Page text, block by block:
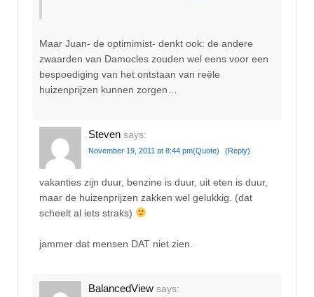
Maar Juan- de optimimist- denkt ook: de andere
zwaarden van Damocles zouden wel eens voor een
bespoediging van het ontstaan van reële
huizenprijzen kunnen zorgen…
Steven says:
November 19, 2011 at 8:44 pm(Quote) (Reply)
vakanties zijn duur, benzine is duur, uit eten is duur,
maar de huizenprijzen zakken wel gelukkig. (dat
scheelt al iets straks)
jammer dat mensen DAT niet zien.
BalancedView says: